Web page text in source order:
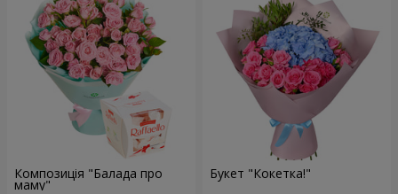
Композиція "Балада про
маму"
Букет "Кокетка!"